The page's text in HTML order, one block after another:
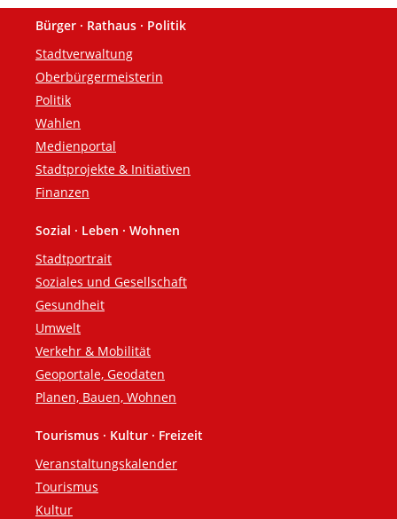
Fußzeile
Bürger · Rathaus · Politik
Stadtverwaltung
Oberbürgermeisterin
Politik
Wahlen
Medienportal
Stadtprojekte & Initiativen
Finanzen
Sozial · Leben · Wohnen
Stadtportrait
Soziales und Gesellschaft
Gesundheit
Umwelt
Verkehr & Mobilität
Geoportale, Geodaten
Planen, Bauen, Wohnen
Tourismus · Kultur · Freizeit
Veranstaltungskalender
Tourismus
Kultur